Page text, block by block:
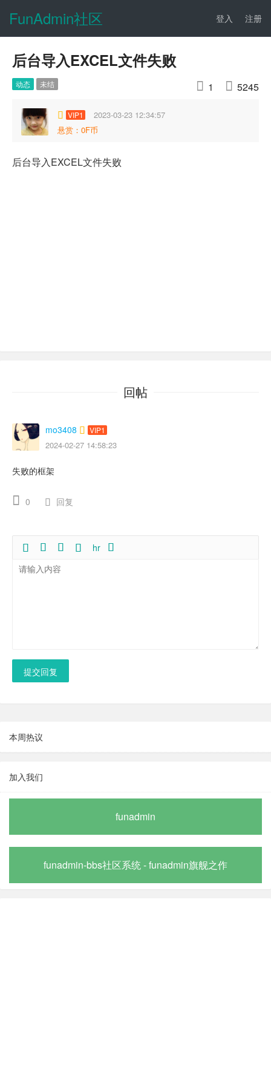
FunAdmin社区 登入 注册
后台导入EXCEL文件失败
动态 未结  1  5245
VIP1
2023-03-23 12:34:57
悬赏：0F币
后台导入EXCEL文件失败
回帖
mo3408 VIP1
2024-02-27 14:58:23
失败的框架
0 回复
hr
提交回复
本周热议
加入我们
funadmin
funadmin-bbs社区系统 - funadmin旗舰之作